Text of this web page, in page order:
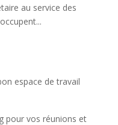
au service des
espace de travail
pour vos réunions et